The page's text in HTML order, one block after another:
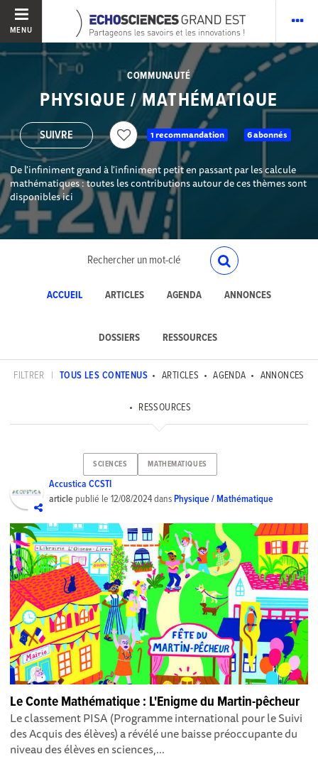
MENU
COMMUNAUTÉ
PHYSIQUE / MATHÉMATIQUE
1 recommandation 6 abonnés
De l'infiniment grand à l'infiniment petit en passant par les calcule
mathématiques : toutes les contributions autour de ces thèmes sont
disponibles ici
ACCUEIL ARTICLES AGENDA ANNONCES
DOSSIERS RESSOURCES
FILTRER | TOUS LES CONTENUS ARTICLES AGENDA ANNONCES
RESSOURCES
SCIENCES MATHEMATIQUES
Accustica CCSTI
article publié le12/08/2024dansPhysique / Mathématique
Le Conte Mathématique : L'Enigme du Martin-pêcheur
Le classement PISA (Programme international pour le Suivi
des Acquis des élèves) a révélé une baisse préoccupante du
niveau des élèves en sciences,...